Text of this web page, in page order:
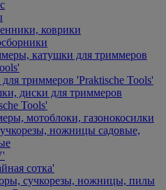
коврики
катушки для триммеров
триммеров 'Praktische Tools'
диски для триммеров
Tools'
мотоблоки, газонокосилки
ножницы садовые,
сотка'
сучкорезы, ножницы, пилы